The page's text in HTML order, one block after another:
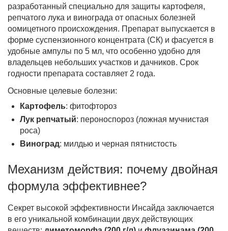
разработанный специально для защиты картофеля,
репчатого лука и винограда от опасных болезней
оомицетного происхождения. Препарат выпускается в
форме суспензионного концентрата (СК) и фасуется в
удобные ампулы по 5 мл, что особенно удобно для
владельцев небольших участков и дачников. Срок
годности препарата составляет 2 года.
Основные целевые болезни:
Картофель: фитофтороз
Лук репчатый: пероноспороз (ложная мучнистая
роса)
Виноград: милдью и черная пятнистость
Механизм действия: почему двойная
формула эффективнее?
Секрет высокой эффективности Инсайда заключается
в его уникальной комбинации двух действующих